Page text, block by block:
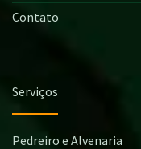
Contato
Serviços
Pedreiro e Alvenaria